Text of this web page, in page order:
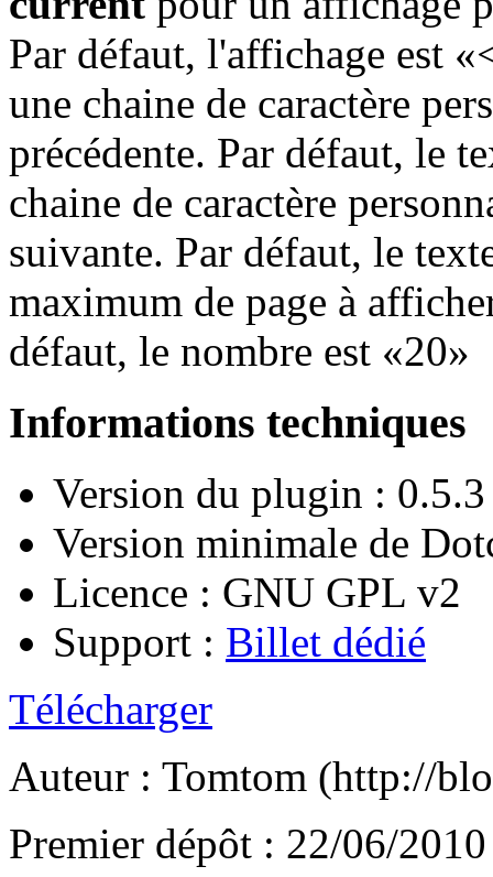
Par défaut, l'affichage est
une chaine de caractère
précédente. Par défaut, le
chaine de caractère
suivante. Par défaut, le
maximum de page à
défaut, le nombre est
20
Informations techniques
Version du plugin : 0.5.3
Version minimale de
Licence : GNU GPL v2
Support : Billet dédié
Télécharger
Auteur : Tomtom (http://
Premier dépôt : 22/06/2010